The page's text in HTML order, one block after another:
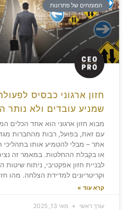
המומחים של פתרונות
חזון ארגוני כבסיס
שמניע עובדים ולא נותר
מבוא חזון ארגוני הוא אחד הכלים
עם זאת, בפועל, רבות מהחברות
אתר – מבלי להטמיע אותו בתהליכי
או בקבלת ההחלטות. במאמר זה
לבניית חזון אפקטיבי, ניתוח
וקריטריונים למדידת הצלחה. מהו
קרא עוד »
עורך ראשי מאי 13, 2025